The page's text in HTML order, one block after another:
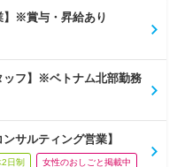
】※賞与・昇給あり
フ】※ベトナム北部勤務
サルティング営業】
日制 女性のおしごと掲載中